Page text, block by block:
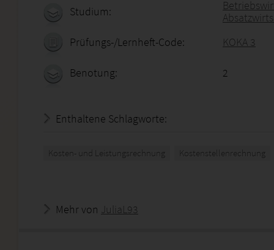
Studium:
Prüfungs-/Lernheft-Code:
KOKA 3
Benotung: 2
Enthaltene Schlagworte:
Kosten- und Leistungsrechnung Kostenstellenrechnung
Mehr von JuliaL93